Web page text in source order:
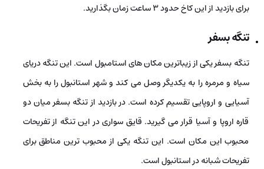
برای بازدید از این کاخ حدود 3 ساعت زمان بگذارید.
تنگه­ بسفر
تنگه­ بسفر یکی از زیباترین مکان‌ های استامبول است. این تنگه دریای
سیاه و مرمره را به یکدیگر وصل می­ کند و شهر استانبول را به بخش
آسیایی و اروپایی تقسیم کرده است. در بازدید از تنگه بسفر میان دو
قاره­ اروپا و آسیا قرار می­ گیرید. قایق­ سواری در این تنگه از تفریحات
محبوب این مکان است. این تنگه یکی از محبوب­ ترین مناطق برای
تفریحات شبانه­ در استانبول است.